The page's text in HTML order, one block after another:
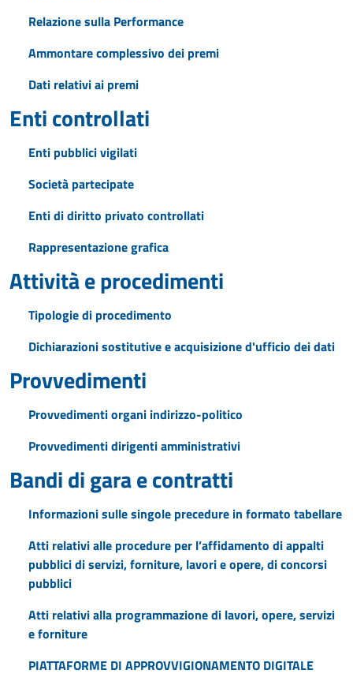
Relazione sulla Performance
Ammontare complessivo dei premi
Dati relativi ai premi
Enti controllati
Enti pubblici vigilati
Società partecipate
Enti di diritto privato controllati
Rappresentazione grafica
Attività e procedimenti
Tipologie di procedimento
Dichiarazioni sostitutive e acquisizione d'ufficio dei dati
Provvedimenti
Provvedimenti organi indirizzo-politico
Provvedimenti dirigenti amministrativi
Bandi di gara e contratti
Informazioni sulle singole precedure in formato tabellare
Atti relativi alle procedure per l’affidamento di appalti
pubblici di servizi, forniture, lavori e opere, di concorsi
pubblici
Atti relativi alla programmazione di lavori, opere, servizi
e forniture
PIATTAFORME DI APPROVVIGIONAMENTO DIGITALE